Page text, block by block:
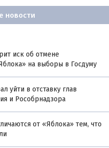
новости
иск об отмене
на выборы в Госдуму
уйти в отставку глав
и Рособрнадзора
от «Яблока» тем, что